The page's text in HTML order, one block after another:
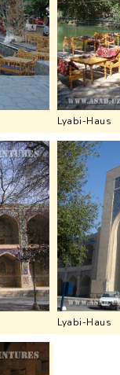
Lyabi-Haus
Lyabi-Haus